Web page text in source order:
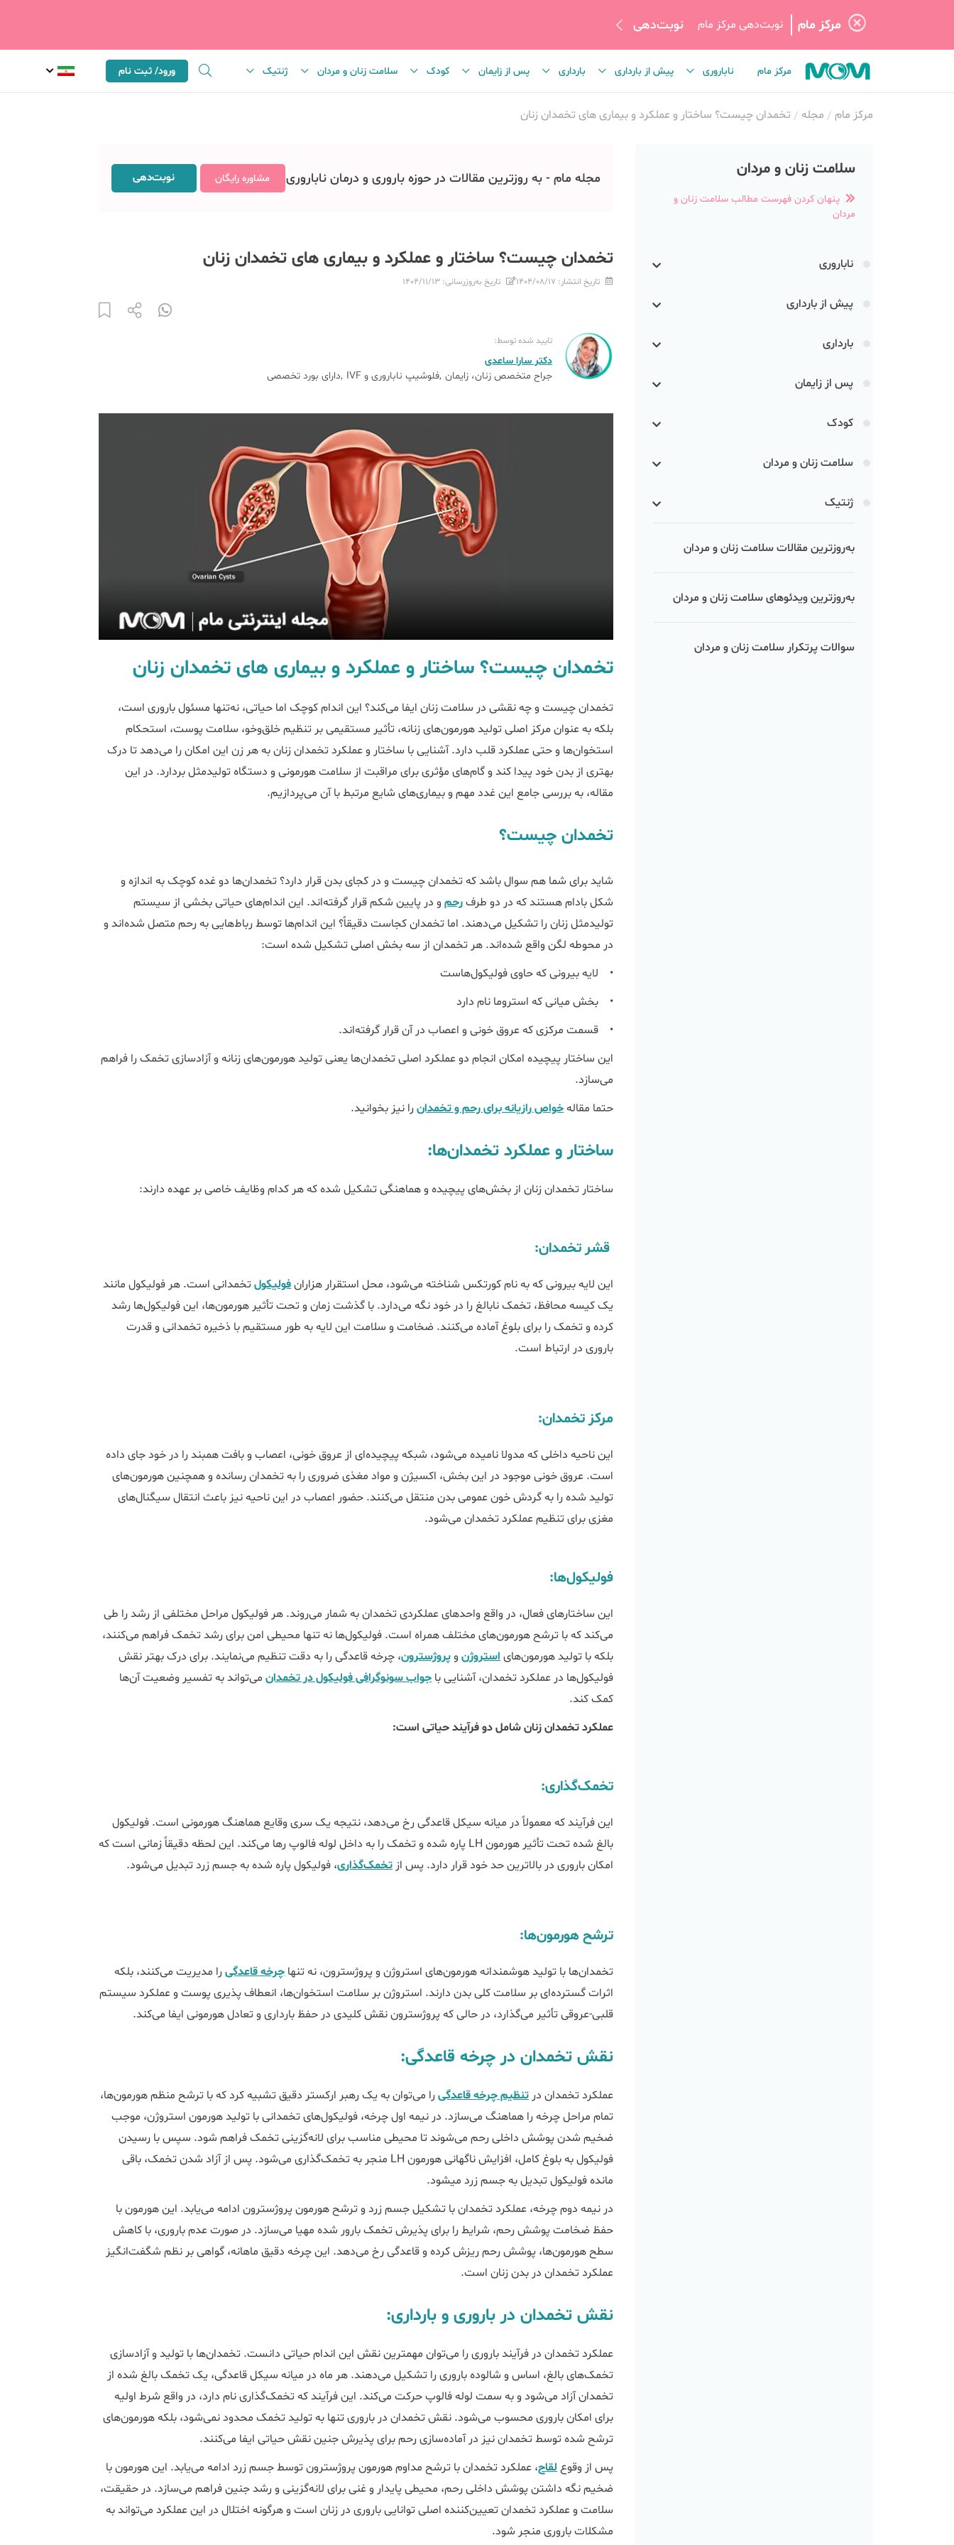
مرکز مام نوبت‌دهی مرکز مام نوبت‌دهی
مرکز مام ناباروری پیش از بارداری بارداری پس از زایمان کودک سلامت زنان و مردان ژنتیک ورود/ ثبت نام
مرکز مام مجله تخمدان چیست؟ ساختار و عملکرد و بیماری های تخمدان زنان
سلامت زنان و مردان
پنهان کردن فهرست مطالب سلامت زنان و
مردان
ناباروری
پیش از بارداری
بارداری
پس از زایمان
کودک
سلامت زنان و مردان
ژنتیک
به‌روزترین مقالات سلامت زنان و مردان
به‌روزترین ویدئوهای سلامت زنان و مردان
سوالات پرتکرار سلامت زنان و مردان
مجله مام - به روزترین مقالات در حوزه باروری و درمان ناباروری مشاوره رایگان نوبت‌دهی
تخمدان چیست؟ ساختار و عملکرد و بیماری های تخمدان زنان
تاریخ انتشار: ۱۴۰۴/۰۸/۱۷ تاریخ به‌روزرسانی: ۱۴۰۴/۱۱/۱۳
تایید شده توسط:
دکتر سارا ساعدی
جراح متخصص زنان، زایمان فلوشیپ ناباروری و IVF دارای بورد تخصصی
تخمدان چیست؟ ساختار و عملکرد و بیماری های تخمدان زنان
تخمدان چیست و چه نقشی در سلامت زنان ایفا می‌کند؟ این اندام کوچک اما حیاتی، نه‌تنها مسئول باروری است،
بلکه به عنوان مرکز اصلی تولید هورمون‌های زنانه، تأثیر مستقیمی بر تنظیم خلق‌و‌خو، سلامت پوست، استحکام
استخوان‌ها و حتی عملکرد قلب دارد. آشنایی با ساختار و عملکرد تخمدان زنان به هر زن این امکان را می‌دهد تا درک
بهتری از بدن خود پیدا کند و گام‌های مؤثری برای مراقبت از سلامت هورمونی و دستگاه تولیدمثل بردارد. در این
مقاله، به بررسی جامع این غدد مهم و بیماری‌های شایع مرتبط با آن می‌پردازیم.
تخمدان چیست؟
شاید برای شما هم سوال باشد که تخمدان چیست و در کجای بدن قرار دارد؟ تخمدان‌ها دو غده کوچک به اندازه و
شکل بادام هستند که در دو طرفرحمو در پایین شکم قرار گرفته‌اند. این اندام‌های حیاتی بخشی از سیستم
تولیدمثل زنان را تشکیل می‌دهند. اما تخمدان کجاست دقیقاً؟ این اندام‌ها توسط رباط‌هایی به رحم متصل شده‌اند و
در محوطه لگن واقع شده‌اند. هر تخمدان از سه بخش اصلی تشکیل شده است:
• لایه بیرونی که حاوی فولیکول‌هاست
• بخش میانی که استروما نام دارد
• قسمت مرکزی که عروق خونی و اعصاب در آن قرار گرفته‌اند.
این ساختار پیچیده امکان انجام دو عملکرد اصلی تخمدان‌ها یعنی تولید هورمون‌های زنانه و آزادسازی تخمک را فراهم
می‌سازد.
حتما مقالهخواص رازیانه برای رحم و تخمدانرا نیز بخوانید.
ساختار و عملکرد تخمدان‌ها:
ساختار تخمدان زنان از بخش‌های پیچیده و هماهنگی تشکیل شده که هر کدام وظایف خاصی بر عهده دارند:
قشر تخمدان:
این لایه بیرونی که به نام کورتکس شناخته می‌شود، محل استقرار هزارانفولیکولتخمدانی است. هر فولیکول مانند
یک کیسه محافظ، تخمک نابالغ را در خود نگه می‌دارد. با گذشت زمان و تحت تأثیر هورمون‌ها، این فولیکول‌ها رشد
کرده و تخمک را برای بلوغ آماده می‌کنند. ضخامت و سلامت این لایه به طور مستقیم با ذخیره تخمدانی و قدرت
باروری در ارتباط است.
مرکز تخمدان:
این ناحیه داخلی که مدولا نامیده می‌شود، شبکه پیچیده‌ای از عروق خونی، اعصاب و بافت همبند را در خود جای داده
است. عروق خونی موجود در این بخش، اکسیژن و مواد مغذی ضروری را به تخمدان رسانده و همچنین هورمون‌های
تولید شده را به گردش خون عمومی بدن منتقل می‌کنند. حضور اعصاب در این ناحیه نیز باعث انتقال سیگنال‌های
مغزی برای تنظیم عملکرد تخمدان می‌شود.
فولیکول‌ها:
این ساختارهای فعال، در واقع واحدهای عملکردی تخمدان به شمار می‌روند. هر فولیکول مراحل مختلفی از رشد را طی
می‌کند که با ترشح هورمون‌های مختلف همراه است. فولیکول‌ها نه تنها محیطی امن برای رشد تخمک فراهم می‌کنند،
بلکه با تولید هورمون‌هایاستروژنوپروژسترون، چرخه قاعدگی را به دقت تنظیم می‌نمایند. برای درک بهتر نقش
فولیکول‌ها در عملکرد تخمدان، آشنایی باجواب سونوگرافی فولیکول در تخمدانمی‌تواند به تفسیر وضعیت آن‌ها
کمک کند.
عملکرد تخمدان زنان شامل دو فرآیند حیاتی است:
تخمک‌گذاری:
این فرآیند که معمولاً در میانه سیکل قاعدگی رخ می‌دهد، نتیجه یک سری وقایع هماهنگ هورمونی است. فولیکول
بالغ شده تحت تأثیر هورمون LH پاره شده و تخمک را به داخل لوله فالوپ رها می‌کند. این لحظه دقیقاً زمانی است که
امکان باروری در بالاترین حد خود قرار دارد. پس ازتخمک‌گذاری، فولیکول پاره شده به جسم زرد تبدیل می‌شود.
ترشح هورمون‌ها:
تخمدان‌ها با تولید هوشمندانه هورمون‌های استروژن و پروژسترون، نه تنهاچرخه قاعدگیرا مدیریت می‌کنند، بلکه
اثرات گسترده‌ای بر سلامت کلی بدن دارند. استروژن بر سلامت استخوان‌ها، انعطاف پذیری پوست و عملکرد سیستم
قلبی-عروقی تأثیر می‌گذارد، در حالی که پروژسترون نقش کلیدی در حفظ بارداری و تعادل هورمونی ایفا می‌کند.
نقش تخمدان در چرخه قاعدگی:
عملکرد تخمدان درتنظیم چرخه قاعدگیرا می‌توان به یک رهبر ارکستر دقیق تشبیه کرد که با ترشح منظم هورمون‌ها،
تمام مراحل چرخه را هماهنگ می‌سازد. در نیمه اول چرخه، فولیکول‌های تخمدانی با تولید هورمون استروژن، موجب
ضخیم شدن پوشش داخلی رحم می‌شوند تا محیطی مناسب برای لانه‌گزینی تخمک فراهم شود. سپس با رسیدن
فولیکول به بلوغ کامل، افزایش ناگهانی هورمون LH منجر به تخمک‌گذاری می‌شود. پس از آزاد شدن تخمک، باقی
مانده فولیکول تبدیل به جسم زرد میشود.
در نیمه دوم چرخه، عملکرد تخمدان با تشکیل جسم زرد و ترشح هورمون پروژسترون ادامه می‌یابد. این هورمون با
حفظ ضخامت پوشش رحم، شرایط را برای پذیرش تخمک بارور شده مهیا می‌سازد. در صورت عدم باروری، با کاهش
سطح هورمون‌ها، پوشش رحم ریزش کرده و قاعدگی رخ می‌دهد. این چرخه دقیق ماهانه، گواهی بر نظم شگفت‌انگیز
عملکرد تخمدان در بدن زنان است.
نقش تخمدان در باروری و بارداری:
عملکرد تخمدان در فرآیند باروری را می‌توان مهمترین نقش این اندام حیاتی دانست. تخمدان‌ها با تولید و آزادسازی
تخمک‌های بالغ، اساس و شالوده باروری را تشکیل می‌دهند. هر ماه در میانه سیکل قاعدگی، یک تخمک بالغ شده از
تخمدان آزاد می‌شود و به سمت لوله فالوپ حرکت می‌کند. این فرآیند که تخمک‌گذاری نام دارد، در واقع شرط اولیه
برای امکان باروری محسوب می‌شود. نقش تخمدان در باروری تنها به تولید تخمک محدود نمی‌شود، بلکه هورمون‌های
ترشح شده توسط تخمدان نیز در آماده‌سازی رحم برای پذیرش جنین نقش حیاتی ایفا می‌کنند.
پس از وقوعلقاح، عملکرد تخمدان با ترشح مداوم هورمون پروژسترون توسط جسم زرد ادامه می‌یابد. این هورمون با
ضخیم نگه داشتن پوشش داخلی رحم، محیطی پایدار و غنی برای لانه‌گزینی و رشد جنین فراهم می‌سازد. در حقیقت،
سلامت و عملکرد تخمدان تعیین‌کننده اصلی توانایی باروری در زنان است و هرگونه اختلال در این عملکرد می‌تواند به
مشکلات باروری منجر شود.